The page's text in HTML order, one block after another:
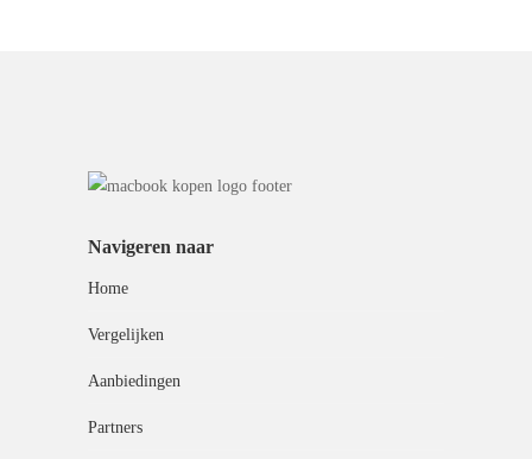
Navigeren naar
Home
Vergelijken
Aanbiedingen
Partners